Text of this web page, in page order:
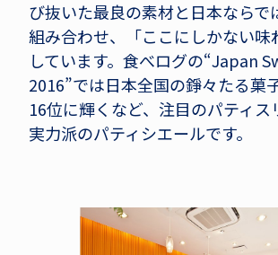
び抜いた最良の素材と日本ならで
組み合わせ、「ここにしかない味
しています。食べログの“Japan
2016”では日本全国の錚々たる菓
16位に輝くなど、注目のパティス
実力派のパティシエールです。